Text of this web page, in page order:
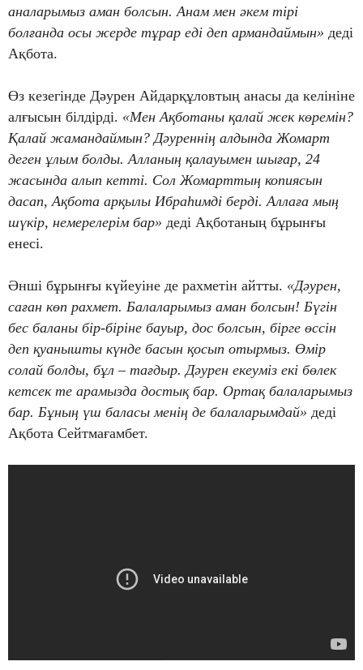
аналарымыз аман болсын. Анам мен әкем тірі
болғанда осы жерде тұрар еді деп армандаймын» деді
Ақбота.
Өз кезегінде Дәурен Айдарқұловтың анасы да келініне
алғысын білдірді. «Мен Ақботаны қалай жек көремін?
Қалай жамандаймын? Дәуреннің алдында Жомарт
деген ұлым болды. Алланың қалауымен шығар, 24
жасында алып кетті. Сол Жомарттың копиясын
дасап, Ақбота арқылы Ибраһимді берді. Аллаға мың
шүкір, немерелерім бар» деді Ақботаның бұрынғы
енесі.
Әнші бұрынғы күйеуіне де рахметін айтты. «Дәурен,
саған көп рахмет. Балаларымыз аман болсын! Бүгін
бес баланы бір-біріне бауыр, дос болсын, бірге өссін
деп қуанышты күнде басын қосып отырмыз. Өмір
солай болды, бұл – тағдыр. Дәурен екеуміз екі бөлек
кетсек те арамызда достық бар. Ортақ балаларымыз
бар. Бұның үш баласы менің де балаларымдай» деді
Ақбота Сейтмағамбет.